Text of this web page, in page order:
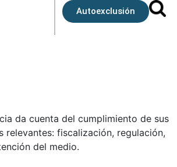
Autoexclusión
da cuenta del cumplimiento de sus
fiscalización, regulación,
del medio.